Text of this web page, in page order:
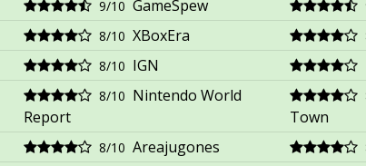
9/10 GameSpew
8/10 XBoxEra
8/10 IGN
8/10 Nintendo World
Report
Town
8/10 Areajugones